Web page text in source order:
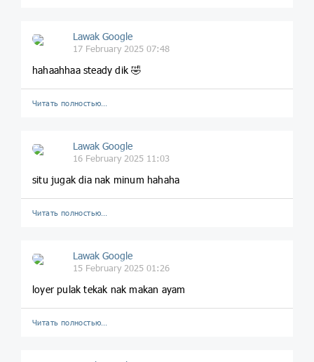
Lawak Google
17 February 2025 07:48
hahaahhaa steady dik 🤣
Читать полностью…
Lawak Google
16 February 2025 11:03
situ jugak dia nak minum hahaha
Читать полностью…
Lawak Google
15 February 2025 01:26
loyer pulak tekak nak makan ayam
Читать полностью…